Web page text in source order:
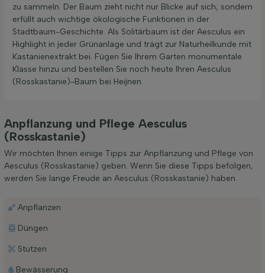
zu sammeln. Der Baum zieht nicht nur Blicke auf sich, sondern
erfüllt auch wichtige ökologische Funktionen in der
Stadtbaum-Geschichte. Als Solitärbaum ist der Aesculus ein
Highlight in jeder Grünanlage und trägt zur Naturheilkunde mit
Kastanienextrakt bei. Fügen Sie Ihrem Garten monumentale
Klasse hinzu und bestellen Sie noch heute Ihren Aesculus
(Rosskastanie)-Baum bei Heijnen.
Anpflanzung und Pflege Aesculus
(Rosskastanie)
Wir möchten Ihnen einige Tipps zur Anpflanzung und Pflege von
Aesculus (Rosskastanie) geben. Wenn Sie diese Tipps befolgen,
werden Sie lange Freude an Aesculus (Rosskastanie) haben.
Anpflanzen
Düngen
Stutzen
Bewässerung